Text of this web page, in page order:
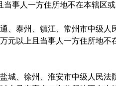
当事人一方住所地不在本辖区
通、泰州、镇江、常州市中级
万元以上且当事人一方住所地不
盐城、徐州、淮安市中级人民法